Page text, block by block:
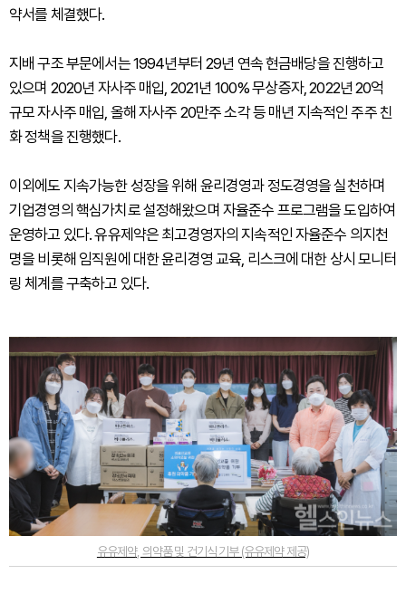
약서를 체결했다.
지배 구조 부문에서는 1994년부터 29년 연속 현금배당을 진행하고
있으며 2020년 자사주 매입, 2021년 100% 무상증자, 2022년 20억
규모 자사주 매입, 올해 자사주 20만주 소각 등 매년 지속적인 주주 친
화 정책을 진행했다.
이외에도 지속가능한 성장을 위해 윤리경영과 정도경영을 실천하며
기업경영의 핵심가치로 설정해왔으며 자율준수 프로그램을 도입하여
운영하고 있다. 유유제약은 최고경영자의 지속적인 자율준수 의지천
명을 비롯해 임직원에 대한 윤리경영 교육, 리스크에 대한 상시 모니터
링 체계를 구축하고 있다.
유유제약, 의약품 및 건기식 기부 (유유제약 제공)